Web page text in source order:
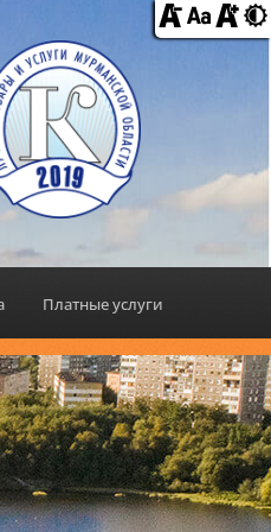
Платные услуги